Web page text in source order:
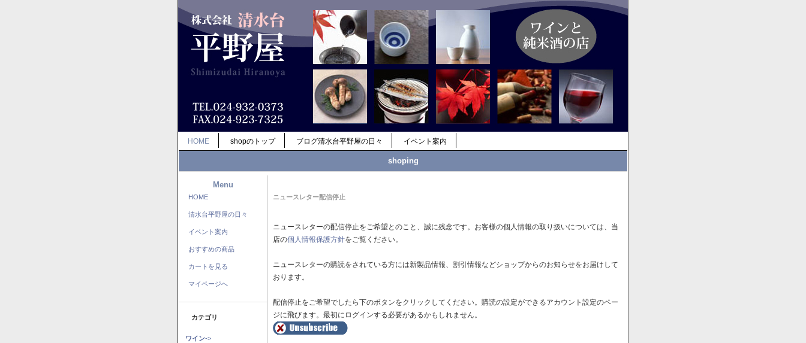
HOME shopのトップ ブログ清水台平野屋の日々 イベント案内
shoping
Menu
HOME
清水台平野屋の日々
イベント案内
おすすめの商品
カートを見る
マイページへ
カテゴリ
ワイン->
ニュースレター配信停止
ニュースレターの配信停止をご希望とのこと、誠に残念です。お客様の個人情報の取り扱いについては、当
店の個人情報保護方針をご覧ください。
ニュースレターの購読をされている方には新製品情報、割引情報などショップからのお知らせをお届けして
おります。
配信停止をご希望でしたら下のボタンをクリックしてください。購読の設定ができるアカウント設定のペー
ジに飛びます。最初にログインする必要があるかもしれません。